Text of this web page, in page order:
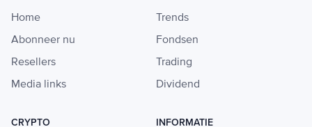
Home
Abonneer nu
Resellers
Media links
Trends
Fondsen
Trading
Dividend
CRYPTO INFORMATIE